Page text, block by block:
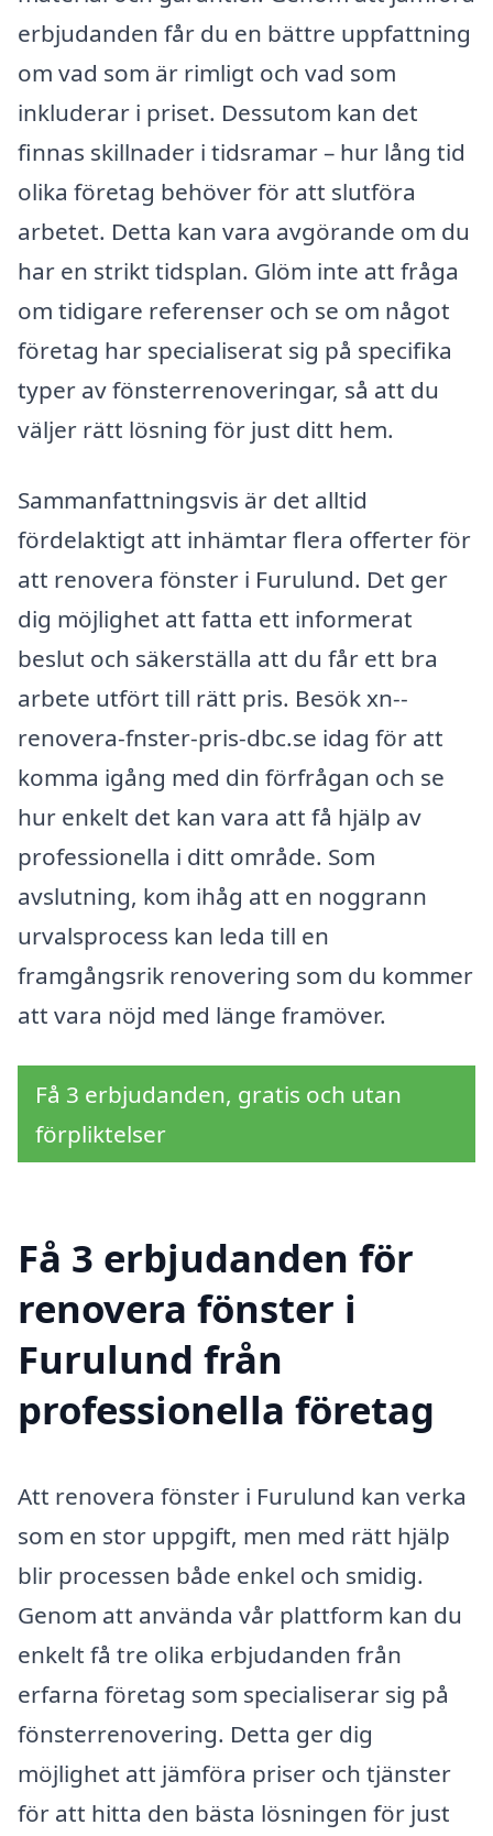
erbjudanden får du en bättre uppfattning
om vad som är rimligt och vad som
inkluderar i priset. Dessutom kan det
finnas skillnader i tidsramar – hur lång tid
olika företag behöver för att slutföra
arbetet. Detta kan vara avgörande om du
har en strikt tidsplan. Glöm inte att fråga
om tidigare referenser och se om något
företag har specialiserat sig på specifika
typer av fönsterrenoveringar, så att du
väljer rätt lösning för just ditt hem.
Sammanfattningsvis är det alltid
fördelaktigt att inhämtar flera offerter för
att renovera fönster i Furulund. Det ger
dig möjlighet att fatta ett informerat
beslut och säkerställa att du får ett bra
arbete utfört till rätt pris. Besök xn--
renovera-fnster-pris-dbc.se idag för att
komma igång med din förfrågan och se
hur enkelt det kan vara att få hjälp av
professionella i ditt område. Som
avslutning, kom ihåg att en noggrann
urvalsprocess kan leda till en
framgångsrik renovering som du kommer
att vara nöjd med länge framöver.
Få 3 erbjudanden, gratis och utan
förpliktelser
Få 3 erbjudanden för
renovera fönster i
Furulund från
professionella företag
Att renovera fönster i Furulund kan verka
som en stor uppgift, men med rätt hjälp
blir processen både enkel och smidig.
Genom att använda vår plattform kan du
enkelt få tre olika erbjudanden från
erfarna företag som specialiserar sig på
fönsterrenovering. Detta ger dig
möjlighet att jämföra priser och tjänster
för att hitta den bästa lösningen för just